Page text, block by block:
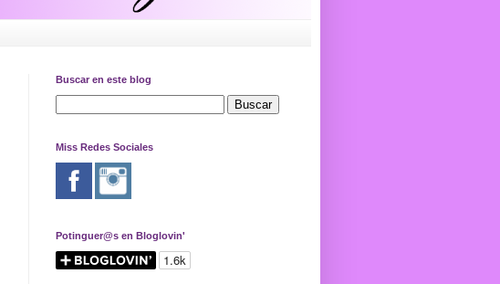
Buscar en este blog
Miss Redes Sociales
Potinguer@s en Bloglovin'